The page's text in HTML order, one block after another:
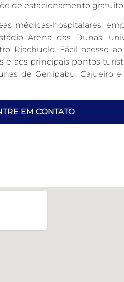
de estacionamento
médicas-hospitalares,
Arena das Dunas,
Riachuelo. Fácil acesso
e aos principais pontos
de Genipabu, Cajueiro
EM CONTATO